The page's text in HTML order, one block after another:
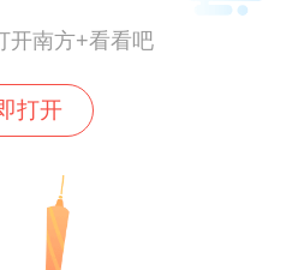
了康养和研学产品。
徒步、湖畔冥想、树
疗愈课程；夜间则有
亲子家庭可参加自然
开南方+看看吧
打开